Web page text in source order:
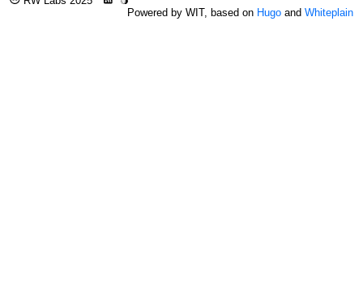
Powered by WIT, based on Hugoand Whiteplain